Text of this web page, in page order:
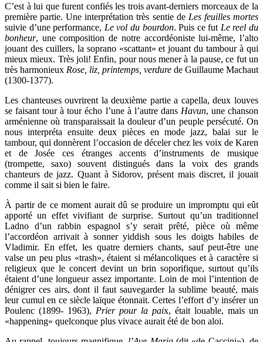
C’est à lui que furent confiés les trois avant-derniers morceaux de la
première partie. Une interprétation très sentie de Les feuilles mortes
suivie d’une performance, Le vol du bourdon. Puis ce fut Le reel du
bonheur, une composition de notre accordéoniste lui-même, l’alto
jouant des cuillers, la soprano «scattant» et jouant du tambour à qui
mieux mieux. Très joli! Enfin, pour nous mener à la pause, ce fut un
très harmonieux Rose, liz, printemps, verdure de Guillaume Machaut
(1300-1377).
Les chanteuses ouvrirent la deuxième partie a capella, deux louves
se faisant tour à tour écho l’une à l’autre dans Havun, une chanson
arménienne où transparaissait la douleur d’un peuple persécuté. On
nous interpréta ensuite deux pièces en mode jazz, balai sur le
tambour, qui donnèrent l’occasion de déceler chez les voix de Karen
et de Josée ces étranges accents d’instruments de musique
(trompette, saxo) souvent distingués dans la voix des grands
chanteurs de jazz. Quant à Sidorov, présent mais discret, il jouait
comme il sait si bien le faire.
À partir de ce moment aurait dû se produire un impromptu qui eût
apporté un effet vivifiant de surprise. Surtout qu’un traditionnel
Ladno d’un rabbin espagnol s’y serait prêté, pièce où même
l’accordéon arrivait à sonner yiddish sous les doigts habiles de
Vladimir. En effet, les quatre derniers chants, sauf peut-être une
valse un peu plus «trash», étaient si mélancoliques et à caractère si
religieux que le concert devint un brin soporifique, surtout qu’ils
étaient d’une longueur assez importante. Loin de moi l’intention de
dénigrer ces airs, dont il faut sauvegarder la sublime beauté, mais
leur cumul en ce siècle laïque étonnait. Certes l’effort d’y insérer un
Poulenc (1899- 1963), Prier pour la paix, était louable, mais un
«happening» quelconque plus vivace aurait été de bon aloi.